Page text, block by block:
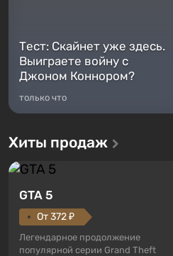
Тест: Скайнет уже здесь.
Выиграете войну с
Джоном Коннором?
только что
Хиты продаж
GTA 5
От 372 ₽
Легендарное продолжение
популярной серии Grand Theft